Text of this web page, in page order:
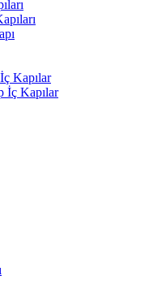
Kapılar
İç Kapılar